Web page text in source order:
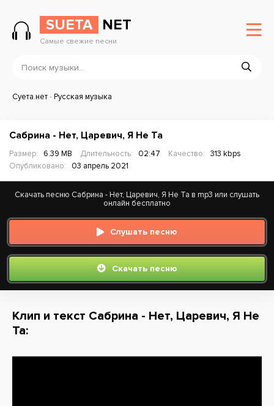
SUETA NET
Самые свежие песни
Суета.нет-Русская музыка
Сабрина - Нет, Царевич, Я Не Та
Размер: 6.39 MB Длительность: 02:47 Качество:
313 kbps
Опубликовано:
03 апрель 2021
Скачать песню Сабрина - Нет, Царевич, Я Не Та в mp3 или слушать
онлайн бесплатно
Слушать песню
Скачать песню
Клип и текст Сабрина - Нет, Царевич, Я Не
Та: